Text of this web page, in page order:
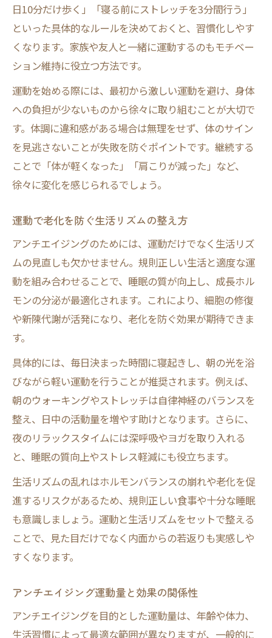
日10分だけ歩く」「寝る前にストレッチを3分間行う」
といった具体的なルールを決めておくと、習慣化しやす
くなります。家族や友人と一緒に運動するのもモチベー
ション維持に役立つ方法です。
運動を始める際には、最初から激しい運動を避け、身体
への負担が少ないものから徐々に取り組むことが大切で
す。体調に違和感がある場合は無理をせず、体のサイン
を見逃さないことが失敗を防ぐポイントです。継続する
ことで「体が軽くなった」「肩こりが減った」など、
徐々に変化を感じられるでしょう。
運動で老化を防ぐ生活リズムの整え方
アンチエイジングのためには、運動だけでなく生活リズ
ムの見直しも欠かせません。規則正しい生活と適度な運
動を組み合わせることで、睡眠の質が向上し、成長ホル
モンの分泌が最適化されます。これにより、細胞の修復
や新陳代謝が活発になり、老化を防ぐ効果が期待できま
す。
具体的には、毎日決まった時間に寝起きし、朝の光を浴
びながら軽い運動を行うことが推奨されます。例えば、
朝のウォーキングやストレッチは自律神経のバランスを
整え、日中の活動量を増やす助けとなります。さらに、
夜のリラックスタイムには深呼吸やヨガを取り入れる
と、睡眠の質向上やストレス軽減にも役立ちます。
生活リズムの乱れはホルモンバランスの崩れや老化を促
進するリスクがあるため、規則正しい食事や十分な睡眠
も意識しましょう。運動と生活リズムをセットで整える
ことで、見た目だけでなく内面からの若返りも実感しや
すくなります。
アンチエイジング運動量と効果の関係性
アンチエイジングを目的とした運動量は、年齢や体力、
生活習慣によって最適な範囲が異なりますが、一般的に